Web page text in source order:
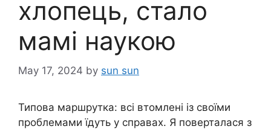
хлопець, стало
мамі наукою
May 17, 2024 by sun sun
Типова маршрутка: всі втомлені із своїми
проблемами їдуть у справах. Я поверталася з